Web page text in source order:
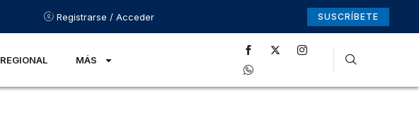
Registrarse / Acceder SUSCRÍBETE
REGIONAL MÁS